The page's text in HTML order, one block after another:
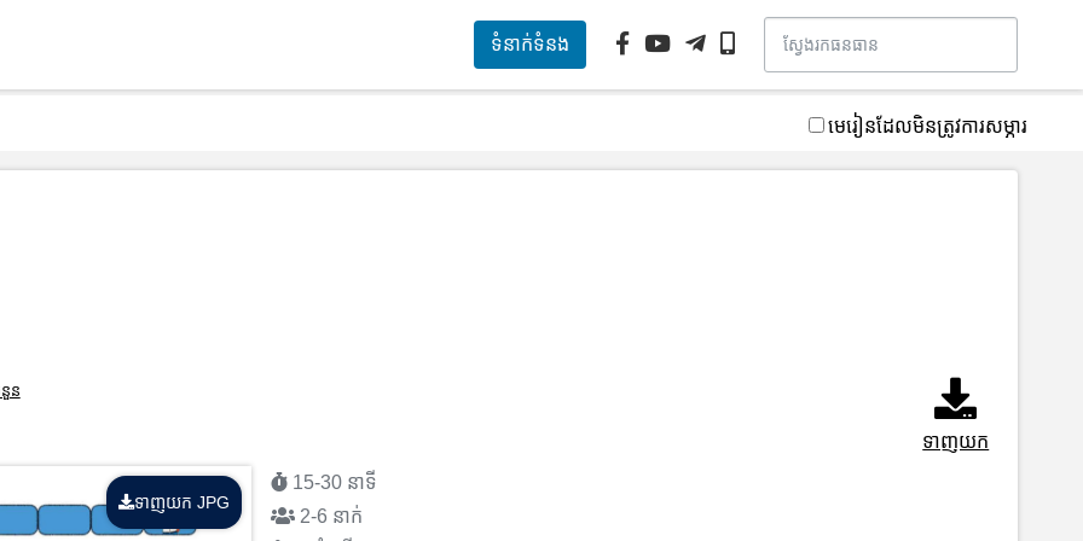
ទំនាក់ទំនង
មេរៀនដែលមិនត្រូវការសម្ភារ
ទាញយក
ន
ទាញយក JPG
15-30 នាទី
2-6 នាក់